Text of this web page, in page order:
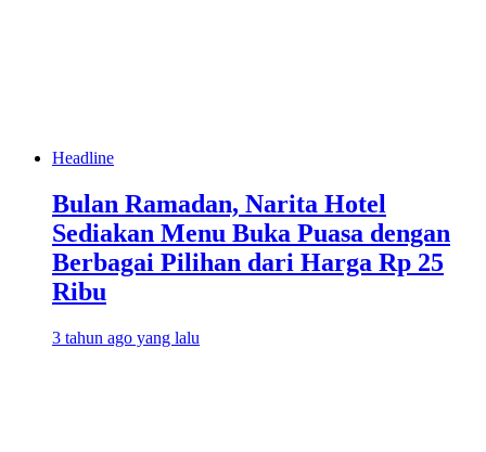
Headline
Bulan Ramadan, Narita Hotel
Sediakan Menu Buka Puasa dengan
Berbagai Pilihan dari Harga Rp 25
Ribu
3 tahun ago yang lalu